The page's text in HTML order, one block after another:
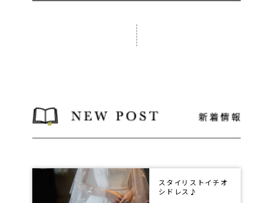
スタイリストイチオ
シドレス♪